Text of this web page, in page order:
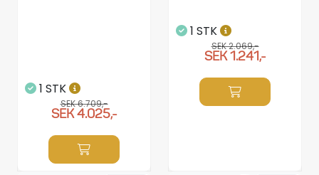
1 STK
SEK 6.709,-
SEK 4.025,-
1 STK
SEK 2.069,-
SEK 1.241,-